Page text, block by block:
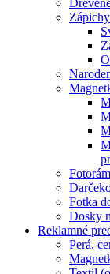
Fotka
Dosky
Reklamné
Perá,